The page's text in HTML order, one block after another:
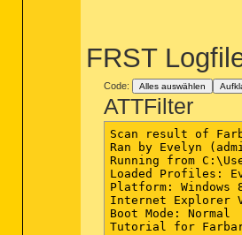
FRST
Code: Alles auswählen
ATTFilter
Scan result of
Ran by Evelyn
Running from
Loaded Profiles:
Platform: Windows
Internet Explorer
Boot Mode: Normal
Tutorial for Farbar